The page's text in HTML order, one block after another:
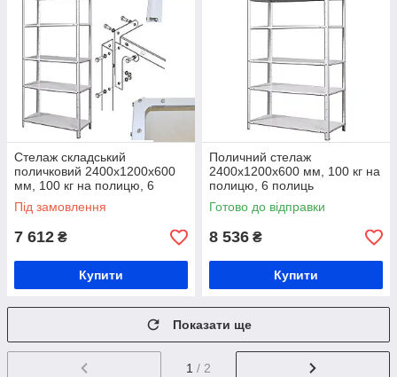
Стелаж складський
поличковий 2400х1200х600
мм, 100 кг на полицю, 6
полиць, металевий стелаж з
полицями
Під замовлення
7 612 ₴
Купити
Поличний стелаж
2400х1200х600 мм, 100 кг на
полицю, 6 полиць
(посилений), розбірний
стелаж з металевими
Готово до відправки
8 536 ₴
Купити
Показати ще
1 / 2